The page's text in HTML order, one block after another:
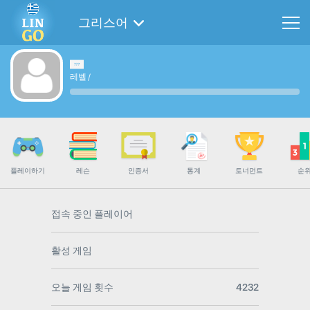
그리스어
레벨 /
플레이하기 레슨 인증서 통계 토너먼트 순
접속 중인 플레이어
활성 게임
오늘 게임 횟수 4232